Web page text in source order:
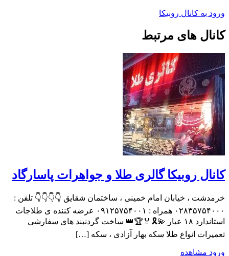
ورود به کانال روبیکا
کانال های مرتبط
کانال روبیکا گالری طلا و جواهرات پاسارگاد
خرمدشت ، خیابان امام خمینی ، ساختمان شقایق 👇👇👇👇 تلفن :
۰۲۸۳۵۷۵۴۰۰۰ همراه : ۰۹۱۲۵۷۵۴۰۰۱ عرضه کننده ی طلاجات
استاندارد ۱۸ عیار 💫🎗️🏅🏆👑 ساخت گردنبند های سفارشی
تعمیرات انواع طلا سکه بهار آزادی ، سکه […]
ورود مشاهده